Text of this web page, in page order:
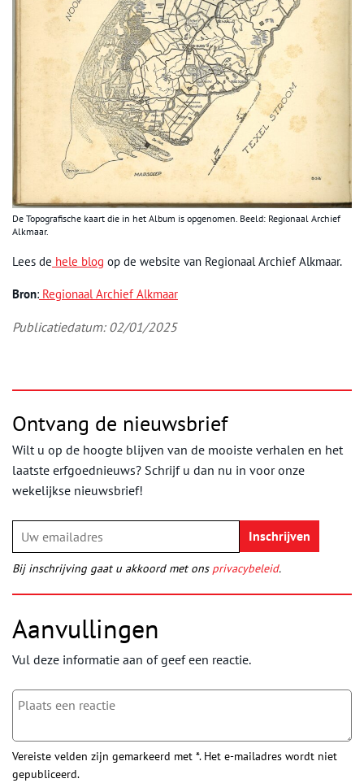
De Topografische kaart die in het Album is opgenomen. Beeld: Regionaal Archief
Alkmaar.
Lees de hele blog op de website van Regionaal Archief Alkmaar.
Bron: Regionaal Archief Alkmaar
Publicatiedatum: 02/01/2025
Ontvang de nieuwsbrief
Wilt u op de hoogte blijven van de mooiste verhalen en het
laatste erfgoednieuws? Schrijf u dan nu in voor onze
wekelijkse nieuwsbrief!
Bij inschrijving gaat u akkoord met ons privacybeleid.
Aanvullingen
Vul deze informatie aan of geef een reactie.
Vereiste velden zijn gemarkeerd met *. Het e-mailadres wordt niet
gepubliceerd.